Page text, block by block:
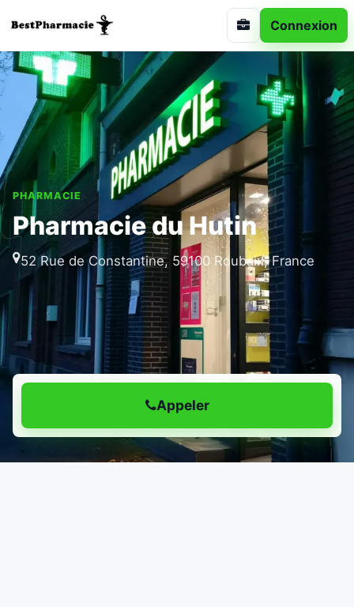
Connexion
PHARMACIE
Pharmacie du Hutin
52 Rue de Constantine, 59100 Roubaix, France
Appeler